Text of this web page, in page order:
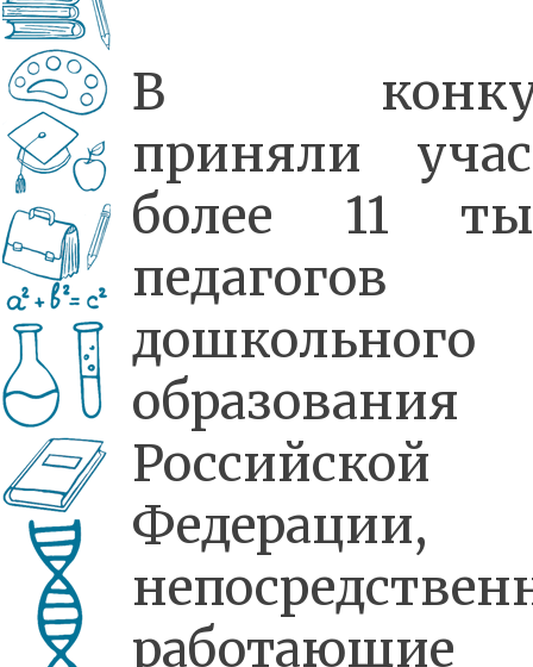
В
приняли
более 11
педагогов
дошкольного
образования
Российской
Федерации,